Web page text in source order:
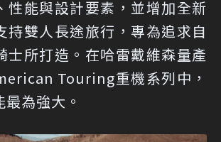
性能與設計要素，並增加全新
持雙人長途旅行，專為追求自
士所打造。在哈雷戴維森量產
Touring重機系列中，
為強大。